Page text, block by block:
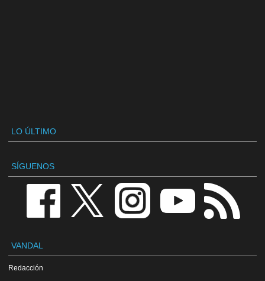
LO ÚLTIMO
SÍGUENOS
VANDAL
Redacción